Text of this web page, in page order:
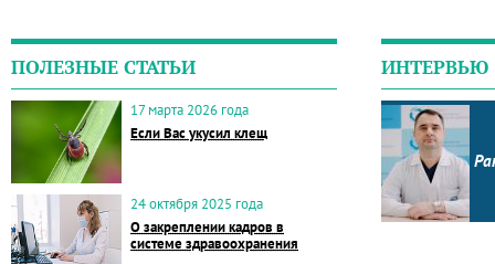
ПОЛЕЗНЫЕ СТАТЬИ
17 марта 2026 года
Если Вас укусил клещ
24 октября 2025 года
О закреплении кадров в
системе здравоохранения
ИНТЕРВЬЮ